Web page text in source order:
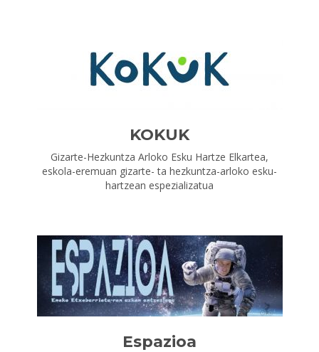
KOKUK
Gizarte-Hezkuntza Arloko Esku Hartze Elkartea,
eskola-eremuan gizarte- ta hezkuntza-arloko esku-
hartzean espezializatua
Espazioa